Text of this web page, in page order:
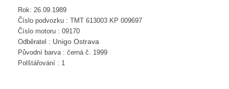
Rok: 26.09.1989
Číslo podvozku : TMT 613003 KP 009697
Číslo motoru : 09170
Odběratel : Unigo Ostrava
Původní barva : černá č. 1999
Polštářování : 1